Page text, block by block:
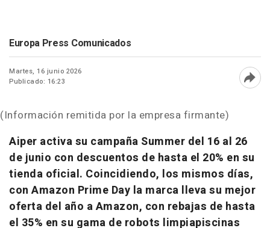
Europa Press Comunicados
Martes, 16 junio 2026
Publicado: 16:23
(Información remitida por la empresa firmante)
Aiper activa su campaña Summer del 16 al 26
de junio con descuentos de hasta el 20% en su
tienda oficial. Coincidiendo, los mismos días,
con Amazon Prime Day la marca lleva su mejor
oferta del año a Amazon, con rebajas de hasta
el 35% en su gama de robots limpiapiscinas